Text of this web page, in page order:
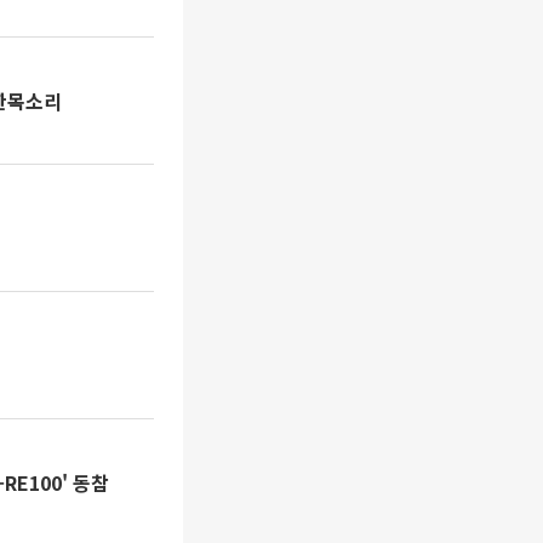
목소리
동참